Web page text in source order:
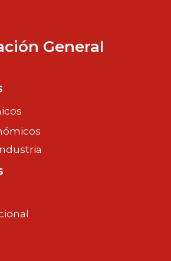
General